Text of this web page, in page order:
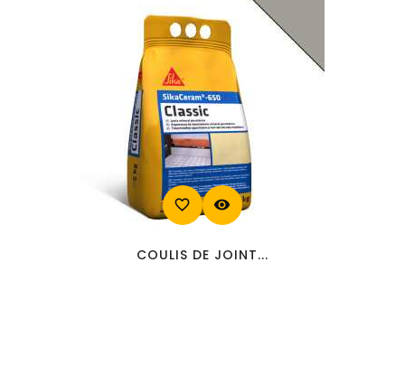
favorite_border visibility
COULIS DE JOINT...